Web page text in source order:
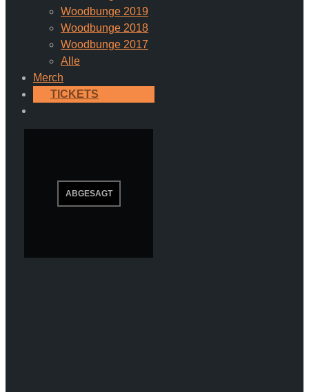
Woodbunge 2019
Woodbunge 2018
Woodbunge 2017
Alle
Merch
TICKETS